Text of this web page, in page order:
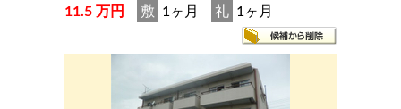
11.5 万円 敷 1ヶ月 礼 1ヶ月